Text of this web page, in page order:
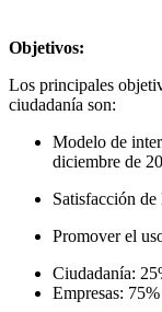
Objetivos:
Los principales
ciudadanía son:
Modelo de
diciembre de
Satisfacción
Promover el
Ciudadanía:
Empresas: